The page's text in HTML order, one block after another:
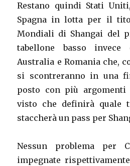
Restano quindi Stati
Spagna in lotta per il
Mondiali di Shangai del
tabellone basso
Australia e Romania che,
si scontreranno in una
posto con più argomenti
visto che definirà quale
staccherà un pass per
Nessun problema per
impegnate